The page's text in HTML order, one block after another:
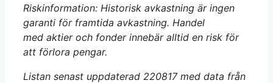
Riskinformation: Historisk avkastning är ingen
garanti för framtida avkastning. Handel
med aktier och fonder innebär alltid en risk för
att förlora pengar.
Listan senast uppdaterad 220817 med data från